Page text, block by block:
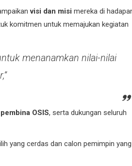
visi dan misi mereka di
komitmen untuk memajukan kegiatan
menanamkan nilai-nilai
OSIS, serta dukungan seluruh
yang cerdas dan calon pemimpin yang